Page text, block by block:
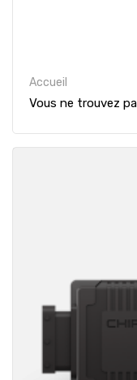
Accueil
Vous ne trouvez